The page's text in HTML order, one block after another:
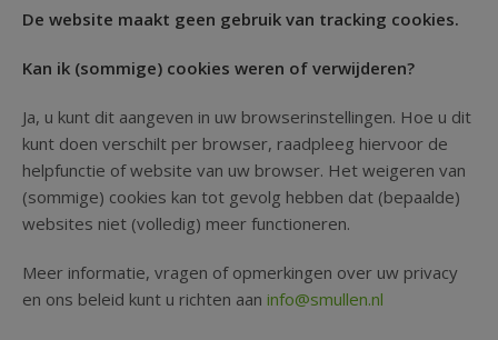
De website maakt geen gebruik van tracking cookies.
Kan ik (sommige) cookies weren of verwijderen?
Ja, u kunt dit aangeven in uw browserinstellingen. Hoe u dit
kunt doen verschilt per browser, raadpleeg hiervoor de
helpfunctie of website van uw browser. Het weigeren van
(sommige) cookies kan tot gevolg hebben dat (bepaalde)
websites niet (volledig) meer functioneren.
Meer informatie, vragen of opmerkingen over uw privacy
en ons beleid kunt u richten aan info@smullen.nl